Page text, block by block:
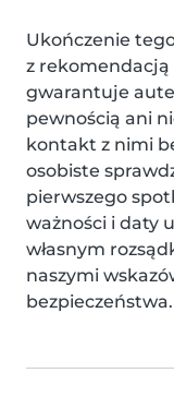
Ukończenie
z rekomendacją
gwarantuje
pewnością ani
kontakt z nimi
osobiste
pierwszego
ważności i daty
własnym
naszymi
bezpieczeństwa.